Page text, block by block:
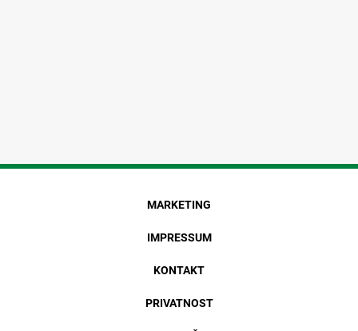
MARKETING
IMPRESSUM
KONTAKT
PRIVATNOST